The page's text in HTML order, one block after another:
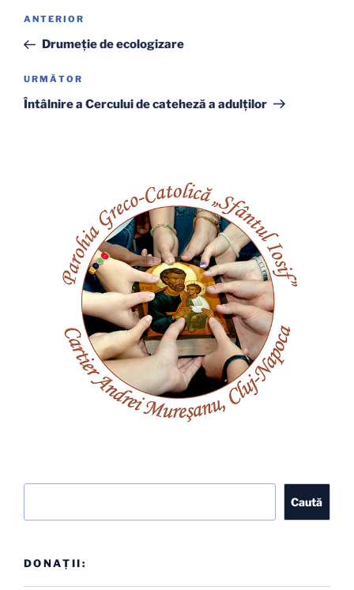
Navigare
articole
Articolul
anterior
ANTERIOR
Drumeţie de ecologizare
Articolul
următor
URMĂTOR
Întâlnire a Cercului de cateheză a adulților
Caută
DONAȚII: